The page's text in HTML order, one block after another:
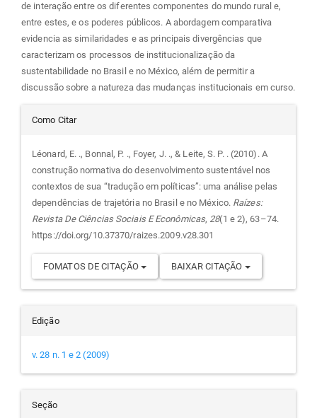
de interação entre os diferentes componentes do mundo rural e,
entre estes, e os poderes públicos. A abordagem comparativa
evidencia as similaridades e as principais divergências que
caracterizam os processos de institucionalização da
sustentabilidade no Brasil e no México, além de permitir a
discussão sobre a natureza das mudanças institucionais em curso.
Detalhes
do
artigo
Como Citar
Léonard, E. ., Bonnal, P. ., Foyer, J. ., & Leite, S. P. . (2010). A
construção normativa do desenvolvimento sustentável nos
contextos de sua “tradução em políticas”: uma análise pelas
dependências de trajetória no Brasil e no México. Raízes:
Revista De Ciências Sociais E Econômicas, 28(1 e 2), 63–74.
https://doi.org/10.37370/raizes.2009.v28.301
FOMATOS DE CITAÇÃO BAIXAR CITAÇÃO
Edição
v. 28 n. 1 e 2 (2009)
Seção